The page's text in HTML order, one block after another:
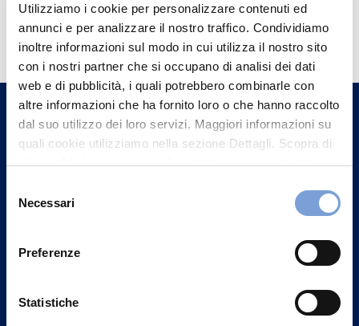
Utilizziamo i cookie per personalizzare contenuti ed
annunci e per analizzare il nostro traffico. Condividiamo
inoltre informazioni sul modo in cui utilizza il nostro sito
con i nostri partner che si occupano di analisi dei dati
web e di pubblicità, i quali potrebbero combinarle con
altre informazioni che ha fornito loro o che hanno raccolto
dal suo utilizzo dei loro servizi. Maggiori informazioni su
quali cookie utilizziamo nella sezione Dettagli. Scopra di
più su chi siamo, come può contattarci e come trattiamo i
può trovare nel footer del sito nella sezione "Informativa
delNecessari
Preferenze
Statistiche
Hai bisogno di
informazioni?
Trova l'Agenzia più vicina a te e parla con
un nostro Agente.
Contattaci